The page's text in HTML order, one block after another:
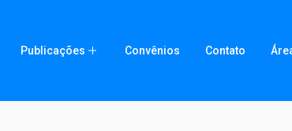
Publicações Convênios Contato